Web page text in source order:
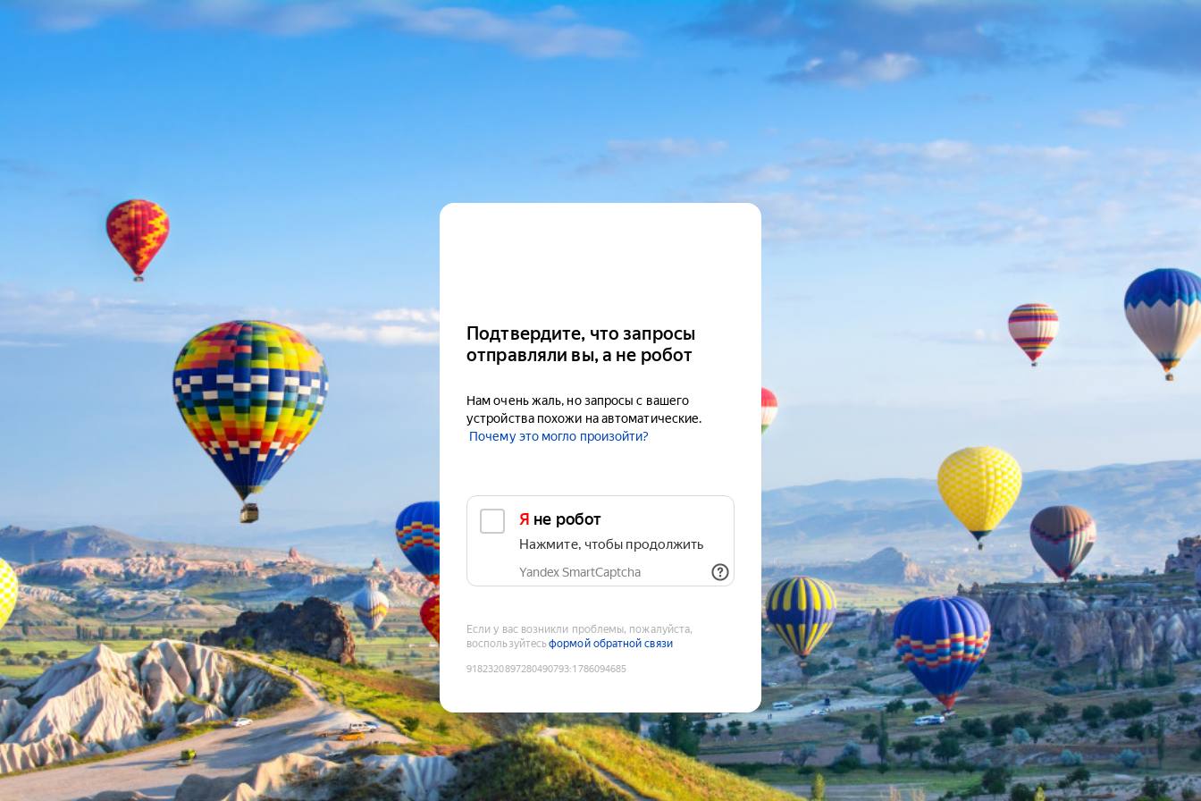
Подтвердите, что запросы
отправляли вы, а не робот
Нам очень жаль, но запросы с вашего
устройства похожи на автоматические.
Почему это могло произойти?
Я не робот
Нажмите, чтобы продолжить
Yandex SmartCaptcha
Если у вас возникли проблемы, пожалуйста,
воспользуйтесьформой обратной связи
9182320897280490793:1786094685